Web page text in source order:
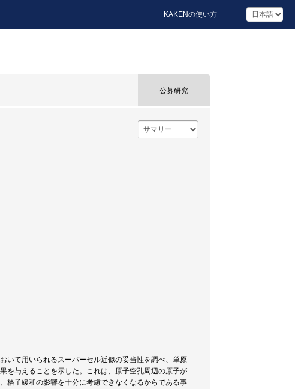
KAKENの使い方
公募研究
いて用いられるスーパーセル近似の妥当性を調べ、単原
を与えることを示した。これは、原子空孔周辺の原子が
格子緩和の影響を十分に考慮できなくなるからである事